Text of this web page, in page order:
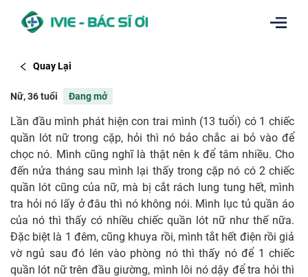
Quay Lại
Nữ, 36 tuổi Đang mở
Lần đầu mình phát hiện con trai mình (13 tuổi) có 1 chiếc
quần lót nữ trong cặp, hỏi thì nó bảo chắc ai bỏ vào để
chọc nó. Mình cũng nghĩ là thật nên k để tâm nhiều. Cho
đến nửa tháng sau mình lại thấy trong cặp nó có 2 chiếc
quần lót cũng của nữ, mà bị cắt rách lung tung hết, mình
tra hỏi nó lấy ở đâu thì nó không nói. Mình lục tủ quần áo
của nó thì thấy có nhiều chiếc quần lót nữ như thế nữa.
Đặc biệt là 1 đêm, cũng khuya rồi, mình tắt hết điện rồi giả
vờ ngủ sau đó lén vào phòng nó thì thấy nó để 1 chiếc
quần lót nữ trên đầu giường, mình lôi nó dậy để tra hỏi thì